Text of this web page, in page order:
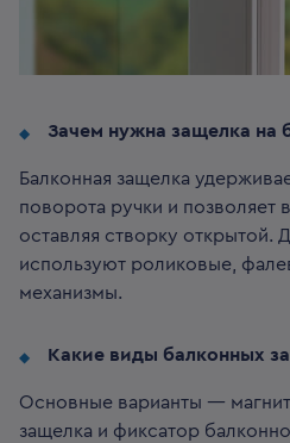
Зачем нужна защелка на
Балконная защелка
поворота ручки и позволяет
оставляя створку открытой.
используют роликовые,
механизмы.
Какие виды балконных
Основные варианты —
защелка и фиксатор